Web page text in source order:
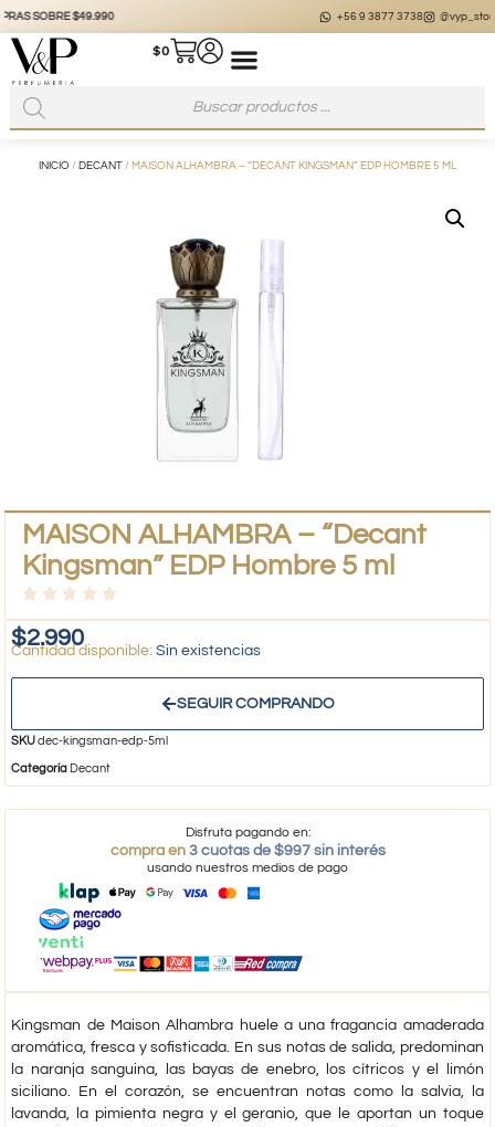
vypstore.cl
$0
INICIO / DECANT / MAISON ALHAMBRA – “DECANT KINGSMAN” EDP HOMBRE 5 ML
MAISON ALHAMBRA – “Decant
Kingsman” EDP Hombre 5 ml
$2.990 Sin existencias
SEGUIR COMPRANDO
SKUdec-kingsman-edp-5ml
Categoría Decant
Disfruta pagando en:
compra en 3 cuotas de $997 sin interés
usando nuestros medios de pago
Kingsman de Maison Alhambra huele a una fragancia amaderada
aromática, fresca y sofisticada. En sus notas de salida, predominan
la naranja sanguina, las bayas de enebro, los cítricos y el limón
siciliano. En el corazón, se encuentran notas como la salvia, la
lavanda, la pimienta negra y el geranio, que le aportan un toque